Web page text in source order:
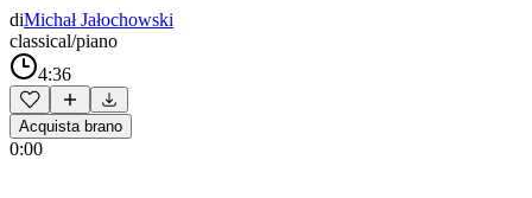
diMichał Jałochowski
classical/piano
4:36
Acquista brano
0:00